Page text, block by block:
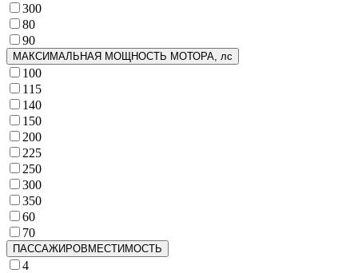
300
80
90
МАКСИМАЛЬНАЯ МОЩНОСТЬ МОТОРА, лс
100
115
140
150
200
225
250
300
350
60
70
ПАССАЖИРОВМЕСТИМОСТЬ
4